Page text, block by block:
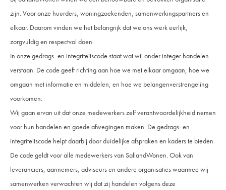
zijn. Voor onze huurders, woningzoekenden, samenwerkingspartners en
elkaar. Daarom vinden we het belangrijk dat we ons werk eerlijk,
zorgvuldig en respectvol doen.
In onze gedrags- en integriteitscode staat wat wij onder integer handelen
verstaan. De code geeft richting aan hoe we met elkaar omgaan, hoe we
omgaan met informatie en middelen, en hoe we belangenverstrengeling
voorkomen.
Wij gaan ervan uit dat onze medewerkers zelf verantwoordelijkheid nemen
voor hun handelen en goede afwegingen maken. De gedrags- en
integriteitscode helpt daarbij door duidelijke afspraken en kaders te bieden.
De code geldt voor alle medewerkers van SallandWonen. Ook van
leveranciers, aannemers, adviseurs en andere organisaties waarmee wij
samenwerken verwachten wij dat zij handelen volgens deze